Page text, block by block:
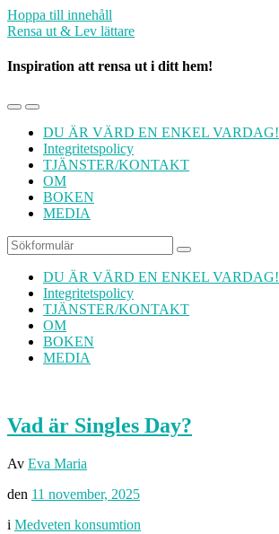
Hoppa till innehåll
Rensa ut & Lev lättare
Inspiration att rensa ut i ditt hem!
Slå
mobilmenyn
Slå
på/av
sökfältet
DU ÄR VÄRD EN ENKEL VARDAG!
Integritetspolicy
TJÄNSTER/KONTAKT
OM
BOKEN
MEDIA
Sök
DU ÄR VÄRD EN ENKEL VARDAG!
Integritetspolicy
TJÄNSTER/KONTAKT
OM
BOKEN
MEDIA
Vad är Singles Day?
Av Eva Maria
den 11 november, 2025
i Medveten konsumtion